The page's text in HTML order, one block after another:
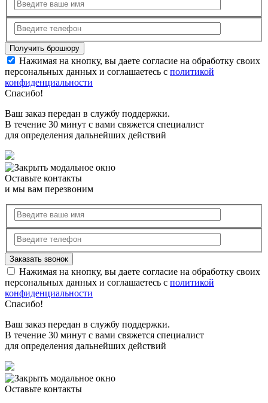
Нажимая на кнопку, вы даете согласие на обработку своих
персональных данных и соглашаетесь с политикой
конфиденциальности
Спасибо!
Ваш заказ передан в службу поддержки.
В течение 30 минут с вами свяжется специалист
для определения дальнейших действий
Оставьте контакты
и мы вам перезвоним
Нажимая на кнопку, вы даете согласие на обработку своих
персональных данных и соглашаетесь с политикой
конфиденциальности
Спасибо!
Ваш заказ передан в службу поддержки.
В течение 30 минут с вами свяжется специалист
для определения дальнейших действий
Оставьте контакты